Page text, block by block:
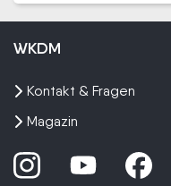
WKDM
Kontakt & Fragen
Magazin